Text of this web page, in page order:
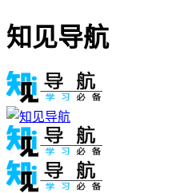
知见导航